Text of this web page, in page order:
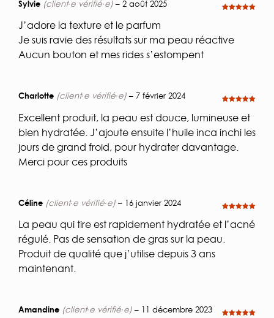
Sylvie (client·e vérifié·e) – 2 août 2025
J’adore la texture et le parfum
Je suis ravie des résultats sur ma peau réactive
Aucun bouton et mes rides s’estompent
Charlotte (client·e vérifié·e) – 7 février 2024
Excellent produit, la peau est douce, lumineuse et
bien hydratée. J’ajoute ensuite l’huile inca inchi les
jours de grand froid, pour hydrater davantage.
Merci pour ces produits
Céline (client·e vérifié·e) – 16 janvier 2024
La peau qui tire est rapidement hydratée et l’acné
régulé. Pas de sensation de gras sur la peau.
Produit de qualité que j’utilise depuis 3 ans
maintenant.
Amandine (client·e vérifié·e) – 11 décembre 2023